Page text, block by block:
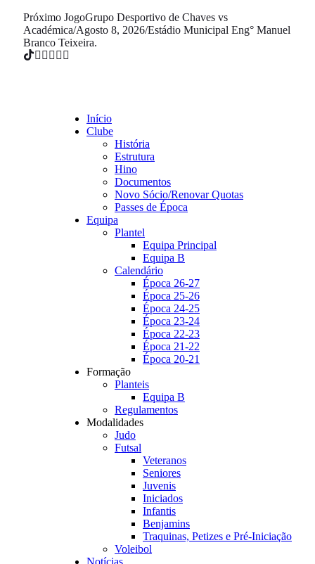
Próximo JogoGrupo Desportivo de Chaves vs
Académica/Agosto 8, 2026/Estádio Municipal Eng° Manuel
Branco Teixeira.
Início
Clube
História
Estrutura
Hino
Documentos
Novo Sócio/Renovar Quotas
Passes de Época
Equipa
Plantel
Equipa Principal
Equipa B
Calendário
Época 26-27
Época 25-26
Época 24-25
Época 23-24
Época 22-23
Época 21-22
Época 20-21
Formação
Planteis
Equipa B
Regulamentos
Modalidades
Judo
Futsal
Veteranos
Seniores
Juvenis
Iniciados
Infantis
Benjamins
Traquinas, Petizes e Pré-Iniciação
Voleibol
Notícias